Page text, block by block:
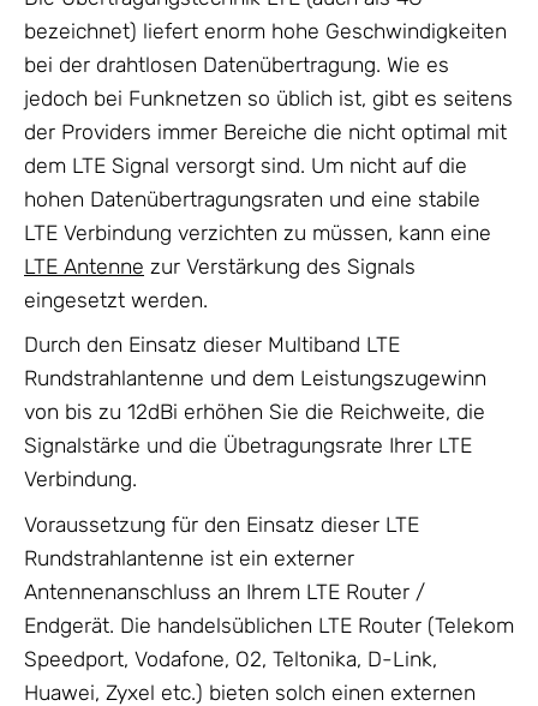
bezeichnet) liefert enorm hohe Geschwindigkeiten
bei der drahtlosen Datenübertragung. Wie es
jedoch bei Funknetzen so üblich ist, gibt es seitens
der Providers immer Bereiche die nicht optimal mit
dem LTE Signal versorgt sind. Um nicht auf die
hohen Datenübertragungsraten und eine stabile
LTE Verbindung verzichten zu müssen, kann eine
LTE Antenne zur Verstärkung des Signals
eingesetzt werden.
Durch den Einsatz dieser Multiband LTE
Rundstrahlantenne und dem Leistungszugewinn
von bis zu 12dBi erhöhen Sie die Reichweite, die
Signalstärke und die Übetragungsrate Ihrer LTE
Verbindung.
Voraussetzung für den Einsatz dieser LTE
Rundstrahlantenne ist ein externer
Antennenanschluss an Ihrem LTE Router /
Endgerät. Die handelsüblichen LTE Router (Telekom
Speedport, Vodafone, O2, Teltonika, D-Link,
Huawei, Zyxel etc.) bieten solch einen externen